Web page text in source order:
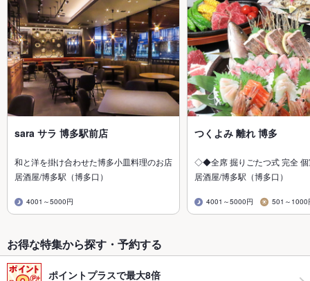
sara サラ 博多駅前店
和と洋を掛け合わせた博多小皿料理のお店
居酒屋/博多駅（博多口）
4001～5000円
つくよみ 離れ 博多
◇◆全席 掘りごたつ式 完全
居酒屋/博多駅（博多口）
4001～5000円 501～1000
お得な特集から探す・予約する
ポイントプラスで最大8倍